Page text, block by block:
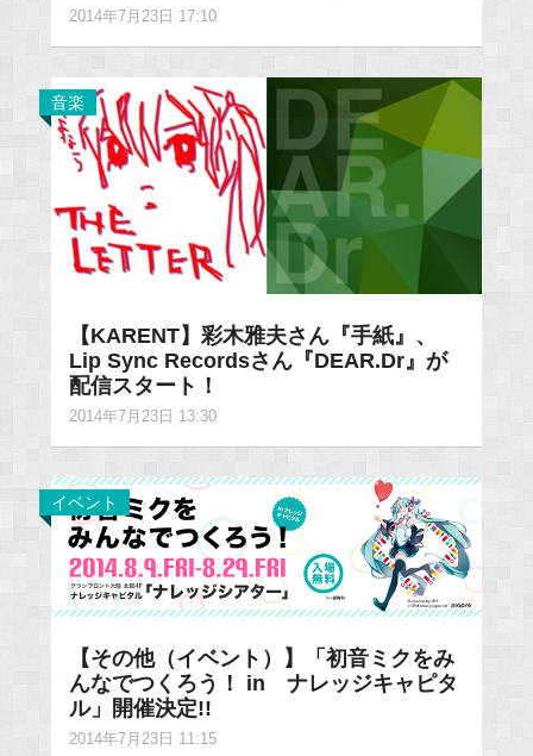
2014年7月23日 17:10
音楽
【KARENT】彩木雅夫さん『手紙』、
Lip Sync Recordsさん『DEAR.Dr』が
配信スタート！
2014年7月23日 13:30
イベント
【その他（イベント）】「初音ミクをみ
んなでつくろう！ in ナレッジキャピタ
ル」開催決定!!
2014年7月23日 11:15